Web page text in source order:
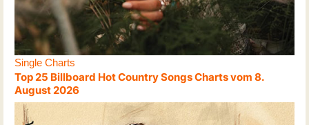
Single Charts
Top 25 Billboard Hot Country Songs Charts vom 8.
August 2026